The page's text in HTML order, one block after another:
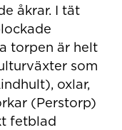
åkrar. I tät
torpen är helt
som
oxlar,
(Perstorp)
fetblad